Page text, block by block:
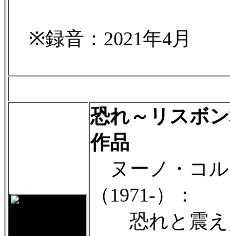
※録音：2021年4月
恐れ～リスボ
作品
ヌーノ・コ
（1971-）：
恐れと震え